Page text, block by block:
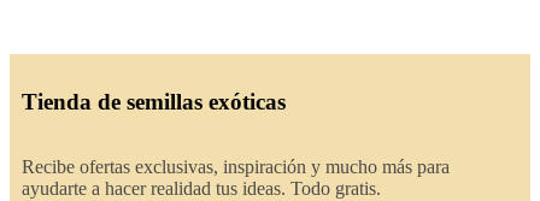
Tienda de semillas exóticas
Recibe ofertas exclusivas, inspiración y mucho más para
ayudarte a hacer realidad tus ideas. Todo gratis.